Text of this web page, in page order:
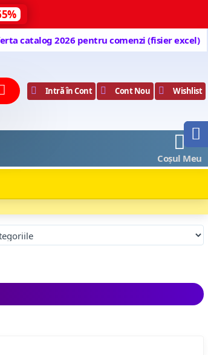
catalog 2026 pentru comenzi (fisier excel)
Intră în Cont Cont Nou Wishlist
Coșul Meu